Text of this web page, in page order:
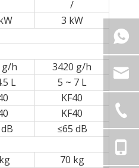
/
3 kW
g/h
3420 g/h
L
5 ~ 7 L
KF40
KF40
≤65 dB
70 kg